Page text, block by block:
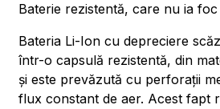
Baterie rezistentă, care nu ia foc
Bateria Li-Ion cu depreciere
într-o capsulă rezistentă, din
și este prevăzută cu perforații
flux constant de aer. Acest fapt